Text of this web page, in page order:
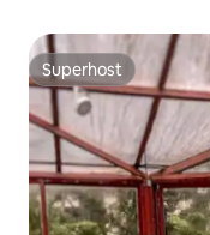
Superhost
Superhost